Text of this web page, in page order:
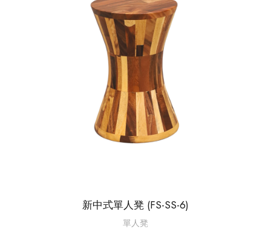
新中式單人凳 (FS-SS-6)
單人凳